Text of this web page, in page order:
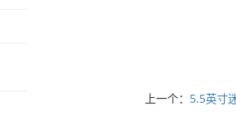
上一个： 5.5英寸